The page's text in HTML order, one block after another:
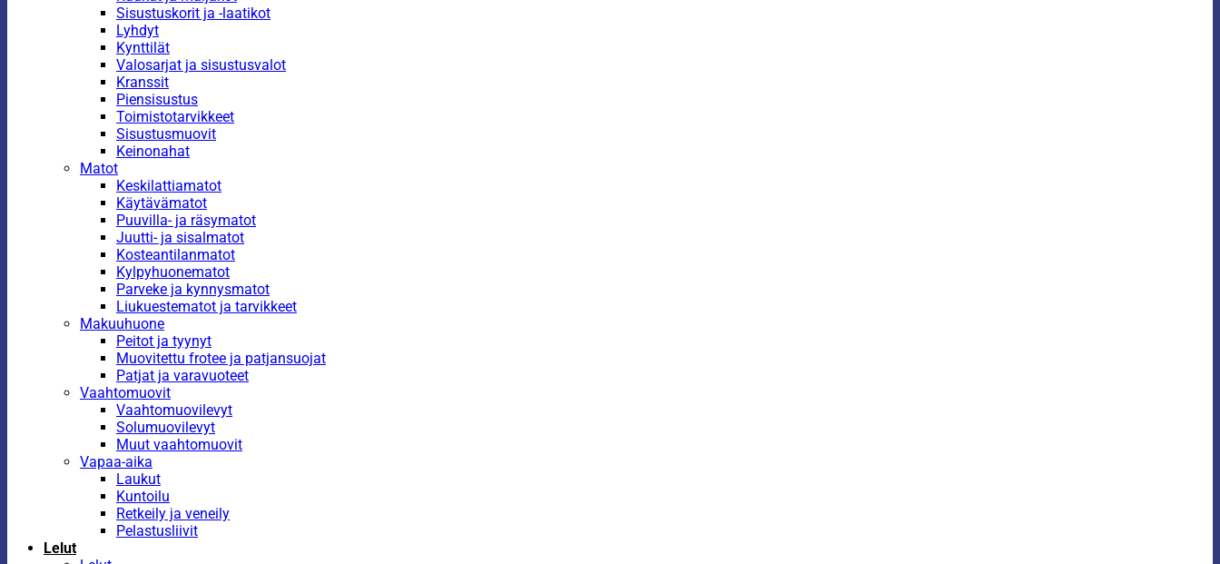
Sisustuskorit ja -laatikot
Lyhdyt
Kynttilät
Valosarjat ja sisustusvalot
Kranssit
Piensisustus
Toimistotarvikkeet
Sisustusmuovit
Keinonahat
Matot
Keskilattiamatot
Käytävämatot
Puuvilla- ja räsymatot
Juutti- ja sisalmatot
Kosteantilanmatot
Kylpyhuonematot
Parveke ja kynnysmatot
Liukuestematot ja tarvikkeet
Makuuhuone
Peitot ja tyynyt
Muovitettu frotee ja patjansuojat
Patjat ja varavuoteet
Vaahtomuovit
Vaahtomuovilevyt
Solumuovilevyt
Muut vaahtomuovit
Vapaa-aika
Laukut
Kuntoilu
Retkeily ja veneily
Pelastusliivit
Lelut